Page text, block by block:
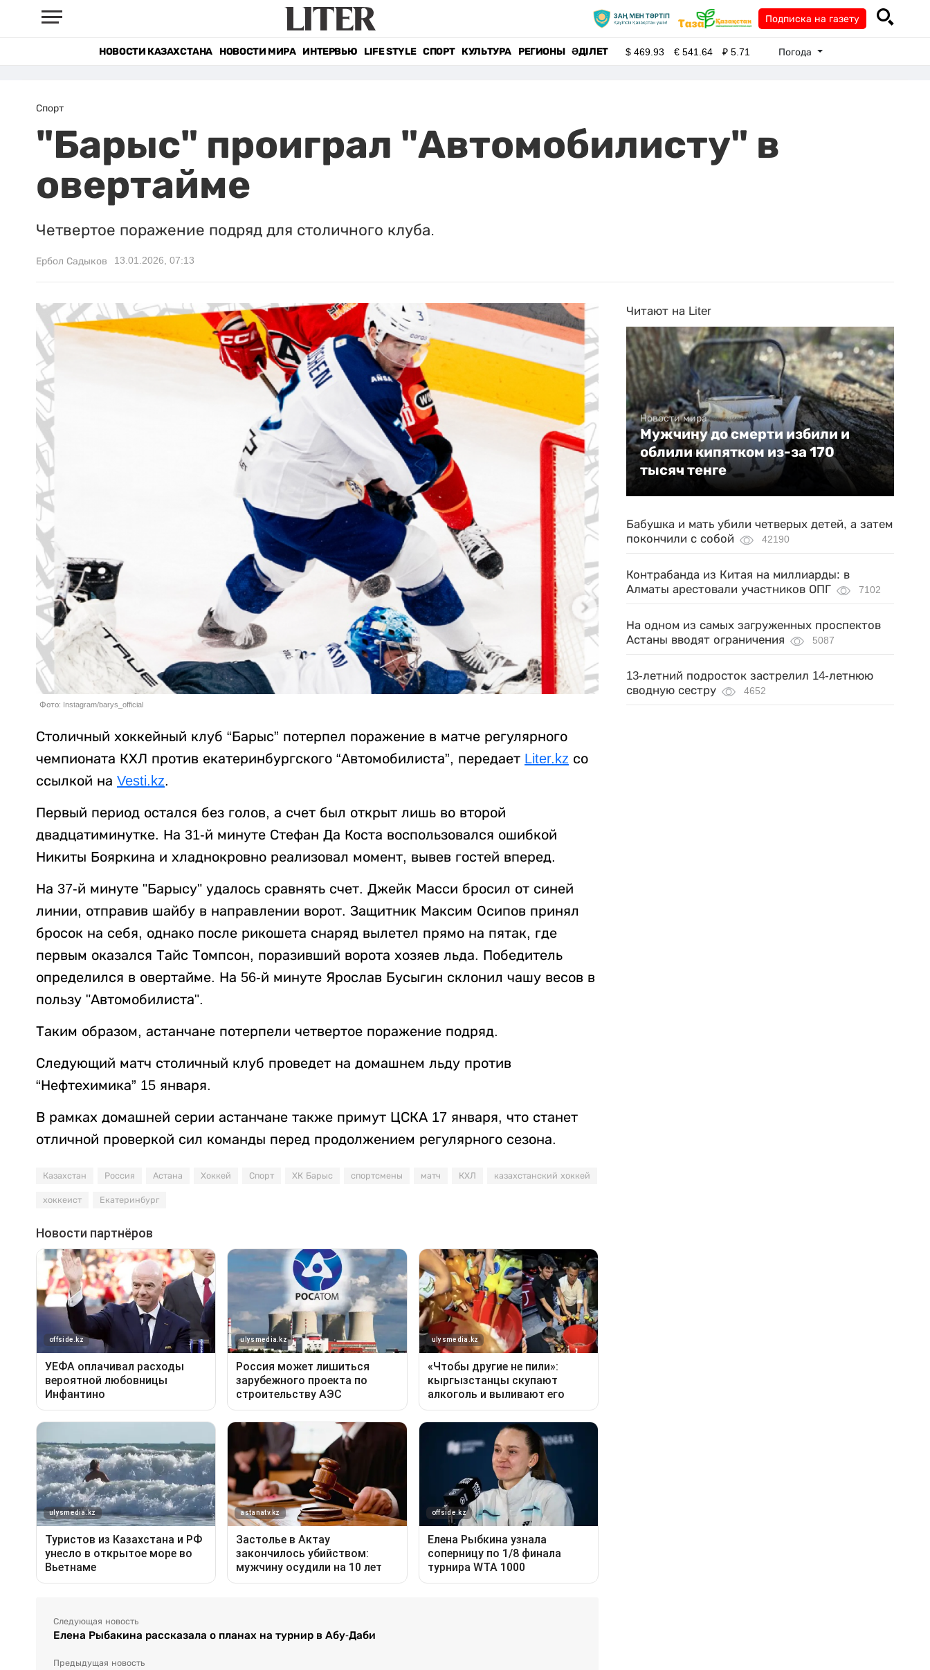
Подписка на газету
НОВОСТИ КАЗАХСТАНА НОВОСТИ МИРА ИНТЕРВЬЮ LIFE STYLE СПОРТ КУЛЬТУРА РЕГИОНЫ ӘДІЛЕТ $469.93 €541.64 ₽5.71 Погода
Спорт
"Барыс" проиграл "Автомобилисту" в
овертайме
Четвертое поражение подряд для столичного клуба.
Ербол Садыков 13.01.2026, 07:13
Фото: Instagram/barys_official
Столичный хоккейный клуб “Барыс” потерпел поражение в матче регулярного
чемпионата КХЛ против екатеринбургского “Автомобилиста”, передает Liter.kz со
ссылкой на Vesti.kz.
Первый период остался без голов, а счет был открыт лишь во второй
двадцатиминутке. На 31-й минуте Стефан Да Коста воспользовался ошибкой
Никиты Бояркина и хладнокровно реализовал момент, вывев гостей вперед.
На 37-й минуте "Барысу" удалось сравнять счет. Джейк Масси бросил от синей
линии, отправив шайбу в направлении ворот. Защитник Максим Осипов принял
бросок на себя, однако после рикошета снаряд вылетел прямо на пятак, где
первым оказался Тайс Томпсон, поразивший ворота хозяев льда. Победитель
определился в овертайме. На 56-й минуте Ярослав Бусыгин склонил чашу весов в
пользу "Автомобилиста".
Таким образом, астанчане потерпели четвертое поражение подряд.
Следующий матч столичный клуб проведет на домашнем льду против
“Нефтехимика” 15 января.
В рамках домашней серии астанчане также примут ЦСКА 17 января, что станет
отличной проверкой сил команды перед продолжением регулярного сезона.
Казахстан Россия Астана Хоккей Спорт ХК Барыс спортсмены матч КХЛ казахстанский хоккей
хоккеист Екатеринбург
Следующая новость
Елена Рыбакина рассказала о планах на турнир в Абу-Даби
Предыдущая новость
Читают на Liter
Новости мира
Мужчину до смерти избили и
облили кипятком из-за 170
тысяч тенге
Бабушка и мать убили четверых детей, а затем
покончили с собой
42190
Контрабанда из Китая на миллиарды: в
Алматы арестовали участников ОПГ
7102
На одном из самых загруженных проспектов
Астаны вводят ограничения
5087
13-летний подросток застрелил 14-летнюю
сводную сестру
4652